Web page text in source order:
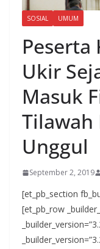
SOSIAL UMUM
Peserta
Ukir
Masuk
Tilawah
Unggul
September 2, 2019
[et_pb_section
[et_pb_row